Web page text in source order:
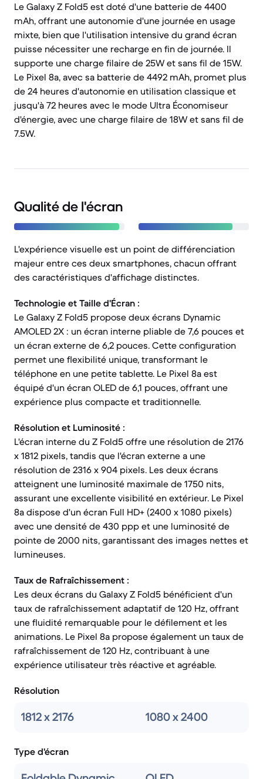
Le Galaxy Z Fold5 est doté d'une batterie de 4400
mAh, offrant une autonomie d'une journée en usage
mixte, bien que l'utilisation intensive du grand écran
puisse nécessiter une recharge en fin de journée. Il
supporte une charge filaire de 25W et sans fil de 15W.
Le Pixel 8a, avec sa batterie de 4492 mAh, promet plus
de 24 heures d'autonomie en utilisation classique et
jusqu'à 72 heures avec le mode Ultra Économiseur
d'énergie, avec une charge filaire de 18W et sans fil de
7.5W.
Qualité de l'écran
L'expérience visuelle est un point de différenciation
majeur entre ces deux smartphones, chacun offrant
des caractéristiques d'affichage distinctes.
Technologie et Taille d'Écran :
Le Galaxy Z Fold5 propose deux écrans Dynamic
AMOLED 2X : un écran interne pliable de 7,6 pouces et
un écran externe de 6,2 pouces. Cette configuration
permet une flexibilité unique, transformant le
téléphone en une petite tablette. Le Pixel 8a est
équipé d'un écran OLED de 6,1 pouces, offrant une
expérience plus compacte et traditionnelle.
Résolution et Luminosité :
L'écran interne du Z Fold5 offre une résolution de 2176
x 1812 pixels, tandis que l'écran externe a une
résolution de 2316 x 904 pixels. Les deux écrans
atteignent une luminosité maximale de 1750 nits,
assurant une excellente visibilité en extérieur. Le Pixel
8a dispose d'un écran Full HD+ (2400 x 1080 pixels)
avec une densité de 430 ppp et une luminosité de
pointe de 2000 nits, garantissant des images nettes et
lumineuses.
Taux de Rafraîchissement :
Les deux écrans du Galaxy Z Fold5 bénéficient d'un
taux de rafraîchissement adaptatif de 120 Hz, offrant
une fluidité remarquable pour le défilement et les
animations. Le Pixel 8a propose également un taux de
rafraîchissement de 120 Hz, contribuant à une
expérience utilisateur très réactive et agréable.
Résolution
1812 x 2176 1080 x 2400
Type d'écran